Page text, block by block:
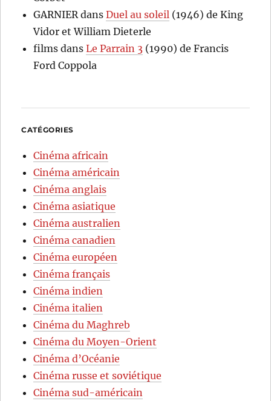
GARNIERdansDuel au soleil (1946) de King
Vidor et William Dieterle
films dansLe Parrain 3 (1990) de Francis
Ford Coppola
CATÉGORIES
Cinéma africain
Cinéma américain
Cinéma anglais
Cinéma asiatique
Cinéma australien
Cinéma canadien
Cinéma européen
Cinéma français
Cinéma indien
Cinéma italien
Cinéma du Maghreb
Cinéma du Moyen-Orient
Cinéma d’Océanie
Cinéma russe et soviétique
Cinéma sud-américain